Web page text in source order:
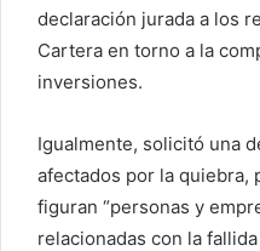
declaración jurada a los
Cartera en torno a la
inversiones.
Igualmente, solicitó una
afectados por la quiebra,
figuran “personas y
relacionadas con la